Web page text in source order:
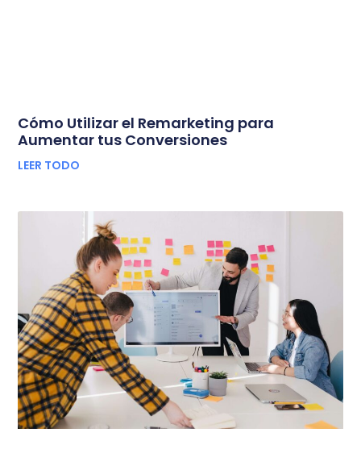
Cómo Utilizar el Remarketing para
Aumentar tus Conversiones
LEER TODO